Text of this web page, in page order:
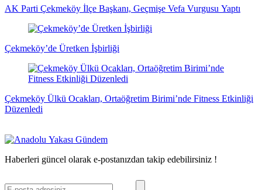
AK Parti Çekmeköy İlçe Başkanı, Geçmişe Vefa Vurgusu Yaptı
Çekmeköy’de Üretken İşbirliği
Çekmeköy Ülkü Ocakları, Ortaöğretim Birimi’nde Fitness Etkinliği
Düzenledi
Haberleri güncel olarak e-postanızdan takip edebilirsiniz !